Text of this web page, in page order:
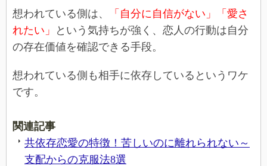
想われている側は、
「自分に自信がない」「愛さ
れたい」
という気持ちが強く、恋人の行動は自分
の存在価値を確認できる手段。
想われている側も相手に依存しているというワケ
です。
関連記事
共依存恋愛の特徴！苦しいのに離れられない～
支配からの克服法8選